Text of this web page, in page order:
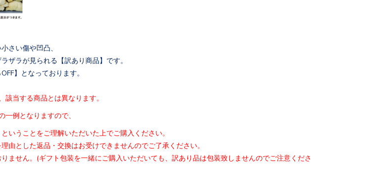
さい傷や凹凸、
ザラが見られる【訳あり商品 】です。
】となっております。
該当する商品とは異なります
一例となりますので、
いうことをご理解いただいた 上でご購入ください。
由とした返品・交換はお受けできませんのでご了承ください。
ません。(ギフト包装を一緒にご購入いただいても、 訳あり品は包装致しませんのでご注意くださ